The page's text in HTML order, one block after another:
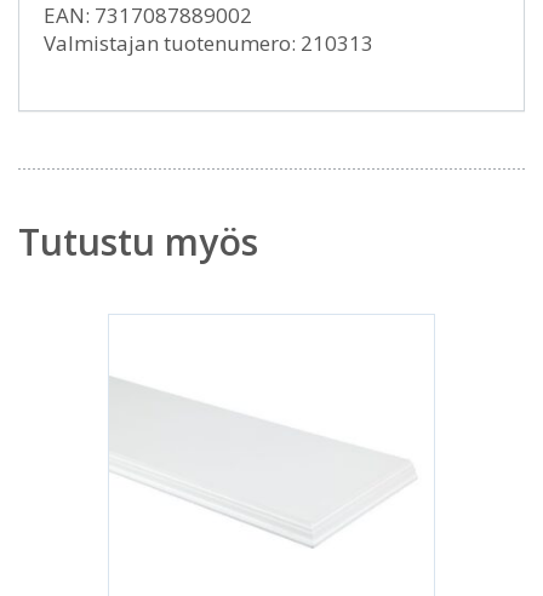
EAN: 7317087889002
Valmistajan tuotenumero: 210313
Tutustu myös